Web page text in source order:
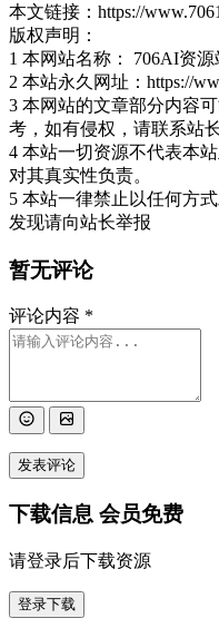
本文链接：https://
版权声明：
1 本网站名称： 706AI资源
2 本站永久网址：https://
3 本网站的文章部分内容
考，如有侵权，请联系站
4 本站一切资源不代表本
对其真实性负责。
5 本站一律禁止以任何方
发现请向站长举报
暂无评论
评论内容 *
发表评论
下载信息 会员免费
请登录后下载资源
登录下载